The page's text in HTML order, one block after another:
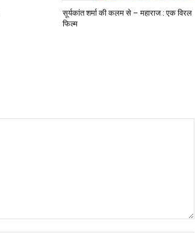
सूर्यकांत शर्मा की कलम से – महाराज : एक विरल
फिल्म